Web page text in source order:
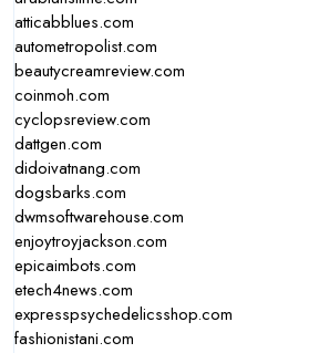
atticabblues.com
autometropolist.com
beautycreamreview.com
coinmoh.com
cyclopsreview.com
dattgen.com
didoivatnang.com
dogsbarks.com
dwmsoftwarehouse.com
enjoytroyjackson.com
epicaimbots.com
etech4news.com
expresspsychedelicsshop.com
fashionistani.com